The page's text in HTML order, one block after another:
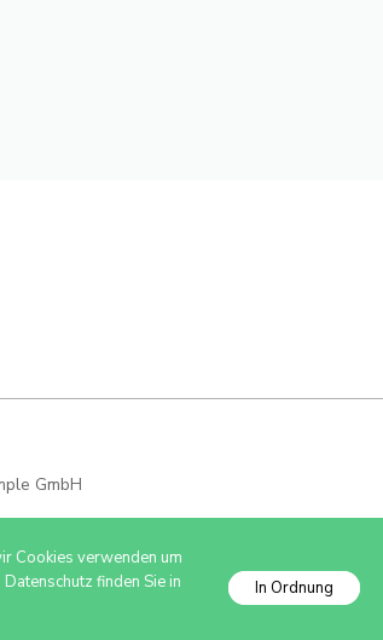
GmbH
Cookies verwenden um
finden Sie in
In Ordnung